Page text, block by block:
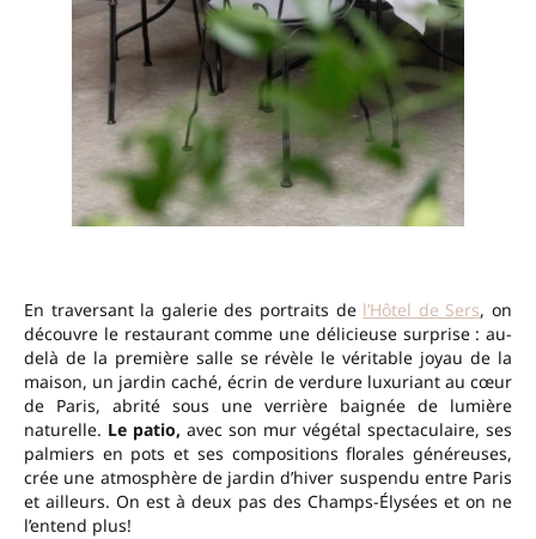
En traversant la galerie des portraits de l’Hôtel de Sers, on
découvre le restaurant comme une délicieuse surprise : au-
delà de la première salle se révèle le véritable joyau de la
maison, un jardin caché, écrin de verdure luxuriant au cœur
de Paris, abrité sous une verrière baignée de lumière
naturelle. Le patio, avec son mur végétal spectaculaire, ses
palmiers en pots et ses compositions florales généreuses,
crée une atmosphère de jardin d’hiver suspendu entre Paris
et ailleurs. On est à deux pas des Champs-Élysées et on ne
l’entend plus!